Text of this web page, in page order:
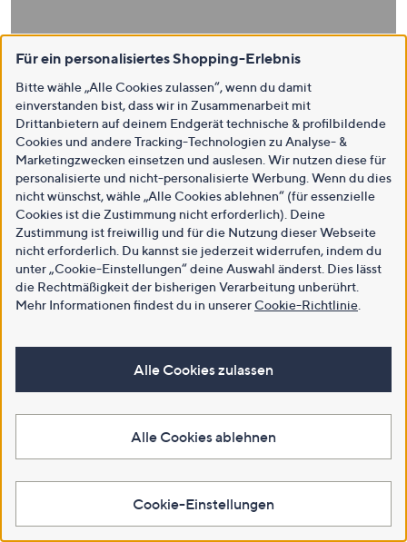
Für ein personalisiertes Shopping-Erlebnis
Bitte wähle „Alle Cookies zulassen“, wenn du damit
einverstanden bist, dass wir in Zusammenarbeit mit
Drittanbietern auf deinem Endgerät technische & profilbildende
Cookies und andere Tracking-Technologien zu Analyse- &
Marketingzwecken einsetzen und auslesen. Wir nutzen diese für
personalisierte und nicht-personalisierte Werbung. Wenn du dies
nicht wünschst, wähle „Alle Cookies ablehnen“ (für essenzielle
Cookies ist die Zustimmung nicht erforderlich). Deine
Zustimmung ist freiwillig und für die Nutzung dieser Webseite
nicht erforderlich. Du kannst sie jederzeit widerrufen, indem du
unter „Cookie-Einstellungen“ deine Auswahl änderst. Dies lässt
die Rechtmäßigkeit der bisherigen Verarbeitung unberührt.
Mehr Informationen findest du in unsererCookie-Richtlinie
Alle Cookies zulassen
Alle Cookies ablehnen
Cookie-Einstellungen